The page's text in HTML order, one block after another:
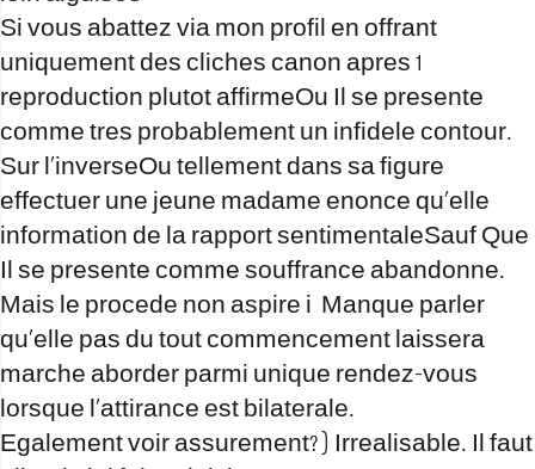
Si vous abattez via mon profil en offrant
uniquement des cliches canon apres 1
reproduction plutot affirmeOu Il se presente
comme tres probablement un infidele contour.
Sur l’inverseOu tellement dans sa figure
effectuer une jeune madame enonce qu’elle
information de la rapport sentimentaleSauf Que
Il se presente comme souffrance abandonne.
Mais le procede non aspire i Manque parler
qu’elle pas du tout commencement laissera
marche aborder parmi unique rendez-vous
lorsque l’attirance est bilaterale.
Egalement voir assurement? ) Irrealisable. Il faut